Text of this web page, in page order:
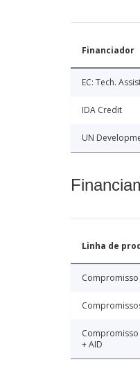
Financiador
EC: Tech.
IDA Credit
UN
Linha de
Compromisso
Compromisso
+ AID